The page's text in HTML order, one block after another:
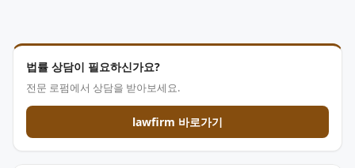
법률 상담이 필요하신가요?
전문 로펌에서 상담을 받아보세요.
lawfirm 바로가기